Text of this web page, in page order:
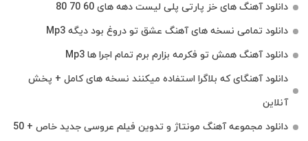
دانلود آهنگ های خز پارتی پلی لیست دهه های 60 70 80
دانلود تمامی نسخه های آهنگ عشق تو دروغ بود دیگه Mp3
دانلود آهنگ همش تو فکرمه بزارم برم تمام اجرا ها Mp3
دانلود آهنگای که بلاگرا استفاده میکنند نسخه های کامل + پخش
آنلاین
دانلود مجموعه آهنگ مونتاژ و تدوین فیلم عروسی جدید خاص + 50